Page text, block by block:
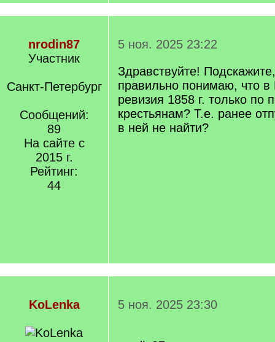
nrodin87
Участник
Санкт-Петербург
Сообщений:
89
На сайте с
2015 г.
Рейтинг:
44
5 ноя. 2025 23:22
Здравствуйте!
правильно понимаю, что
ревизия 1858 г. только по
крестьянам? Т.е. ранее
в ней не найти?
KoLenka 5 ноя. 2025 23:30